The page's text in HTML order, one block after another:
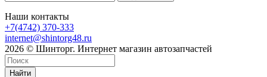
Наши контакты
+7(4742) 370-333
internet@shintorg48.ru
2026 © Шинторг. Интернет магазин автозапчастей
Найти